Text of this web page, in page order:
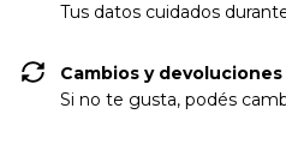
Tus datos cuidados
Cambios y devoluciones
Si no te gusta, podés